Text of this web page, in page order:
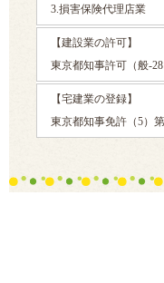
3.損害保険代理店業
【建設業の許可】
東京都知事許可（般-
【宅建業の登録】
東京都知事免許（5）